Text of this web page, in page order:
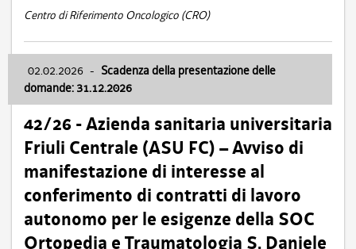
Centro di Riferimento Oncologico (CRO)
02.02.2026 - Scadenza della presentazione delle
domande: 31.12.2026
42/26 - Azienda sanitaria universitaria
Friuli Centrale (ASU FC) – Avviso di
manifestazione di interesse al
conferimento di contratti di lavoro
autonomo per le esigenze della SOC
Ortopedia e Traumatologia S. Daniele